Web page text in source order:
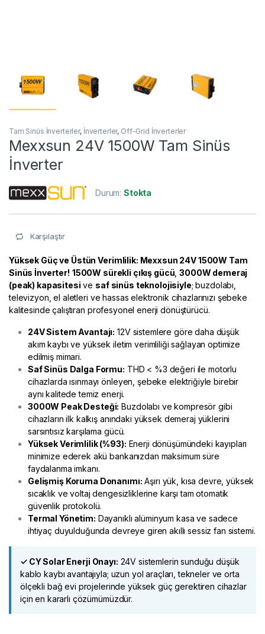
Tam Sinüs İnverterler, İnverterler, Off-Grid İnverterler
Mexxsun 24V 1500W Tam Sinüs
İnverter
Durum:Stokta
Karşılaştır
Yüksek Güç ve Üstün Verimlilik: Mexxsun 24V 1500W Tam
Sinüs İnverter! 1500W sürekli çıkış gücü ,3000W demeraj
(peak) kapasitesi ve saf sinüs teknolojisiyle; buzdolabı,
televizyon, el aletleri ve hassas elektronik cihazlarınızı şebeke
kalitesinde çalıştıran profesyonel enerji dönüştürücü.
24V Sistem Avantajı: 12V sistemlere göre daha düşük
akım kaybı ve yüksek iletim verimliliği sağlayan optimize
edilmiş mimari.
Saf Sinüs Dalga Formu: THD < %3 değeri ile motorlu
cihazlarda ısınmayı önleyen, şebeke elektriğiyle birebir
aynı kalitede temiz enerji.
3000W Peak Desteği: Buzdolabı ve kompresör gibi
cihazların ilk kalkış anındaki yüksek demeraj yüklerini
sarsıntısız karşılama gücü.
Yüksek Verimlilik (%93): Enerji dönüşümündeki kayıpları
minimize ederek akü bankanızdan maksimum süre
faydalanma imkanı.
Gelişmiş Koruma Donanımı: Aşırı yük, kısa devre, yüksek
sıcaklık ve voltaj dengesizliklerine karşı tam otomatik
güvenlik protokolü.
Termal Yönetim: Dayanıklı alüminyum kasa ve sadece
ihtiyaç duyulduğunda devreye giren akıllı sessiz fan sistemi.
✓ CY Solar Enerji Onayı: 24V sistemlerin sunduğu düşük
kablo kaybı avantajıyla; uzun yol araçları, tekneler ve orta
ölçekli bağ evi projelerinde yüksek güç gerektiren cihazlar
için en kararlı çözümümüzdür.